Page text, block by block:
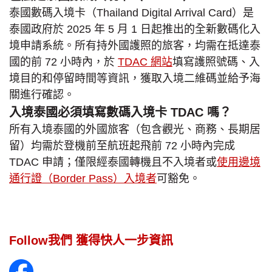
泰國數碼入境卡（Thailand Digital Arrival Card）是
泰國政府於 2025 年 5 月 1 日起推出的全新數碼化入
境申請系統。所有持外國護照的旅客，均需在抵達泰
國的前 72 小時內，於 TDAC 網站填寫護照號碼、入
境目的和停留時間等資訊，獲取入境二維碼並給予海
關進行確認。
入境泰國必須填寫數碼入境卡 TDAC 嗎？
所有入境泰國的外國旅客（包含觀光、商務、長期居
留）均需於登機前至航班起飛前 72 小時內完成
TDAC 申請；僅限經泰國轉機且不入境者或使用邊境
通行證（Border Pass）入境者可豁免。
Follow我們 獲得快人一步資訊